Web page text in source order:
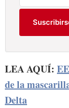
LEA AQUÍ:
de la
Delta